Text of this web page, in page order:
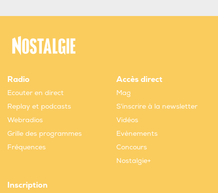
Radio
Ecouter en direct
Replay et podcasts
Webradios
Grille des programmes
Fréquences
Accès direct
Mag
S'inscrire à la newsletter
Vidéos
Evènements
Concours
Nostalgie+
Inscription